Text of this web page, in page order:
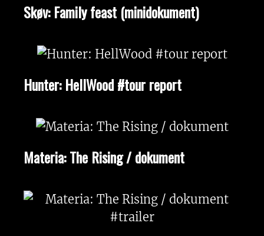
Skøv: Family feast (minidokument)
Hunter: HellWood #tour report
Materia: The Rising / dokument